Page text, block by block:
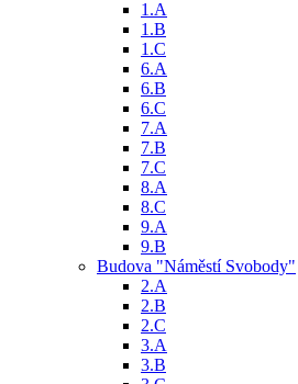
1.A
1.B
1.C
6.A
6.B
6.C
7.A
7.B
7.C
8.A
8.C
9.A
9.B
Budova "Náměstí Svobody"
2.A
2.B
2.C
3.A
3.B